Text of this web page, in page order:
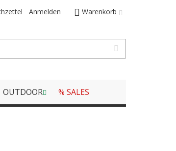
Warenkorb
Anmelden
OUTDOOR % SALES